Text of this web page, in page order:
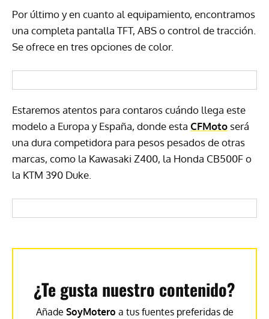
Por último y en cuanto al equipamiento, encontramos
una completa pantalla TFT, ABS o control de tracción.
Se ofrece en tres opciones de color.
Estaremos atentos para contaros cuándo llega este
modelo a Europa y España, donde esta CFMoto será
una dura competidora para pesos pesados de otras
marcas, como la Kawasaki Z400, la Honda CB500F o
la KTM 390 Duke.
¿Te gusta nuestro contenido?
Añade SoyMotero a tus fuentes preferidas de